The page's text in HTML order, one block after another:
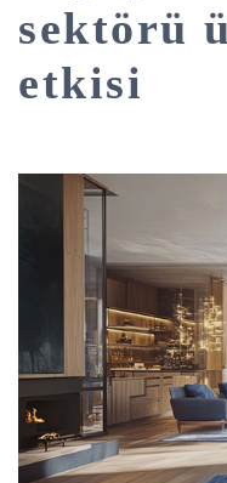
sektörü
etkisi